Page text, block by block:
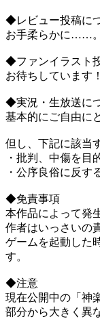
◆レビュー投稿に
お手柔らかに……。
◆ファンイラスト
お待ちしています！
◆実況・生放送に
基本的にご自由に
但し、下記に該当
・批判、中傷を目
・公序良俗に反す
◆免責事項
本作品によって発
作者はいっさいの
ゲームを起動した
す。
◆注意
現在公開中の「神
部分から大きく異